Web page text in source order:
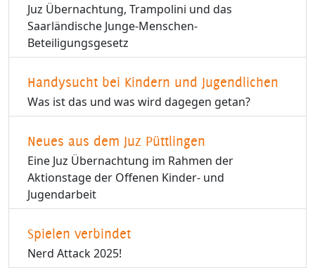
Juz Übernachtung, Trampolini und das
Saarländische Junge-Menschen-
Beteiligungsgesetz
Handysucht bei Kindern und Jugendlichen
Was ist das und was wird dagegen getan?
Neues aus dem Juz Püttlingen
Eine Juz Übernachtung im Rahmen der
Aktionstage der Offenen Kinder- und
Jugendarbeit
Spielen verbindet
Nerd Attack 2025!